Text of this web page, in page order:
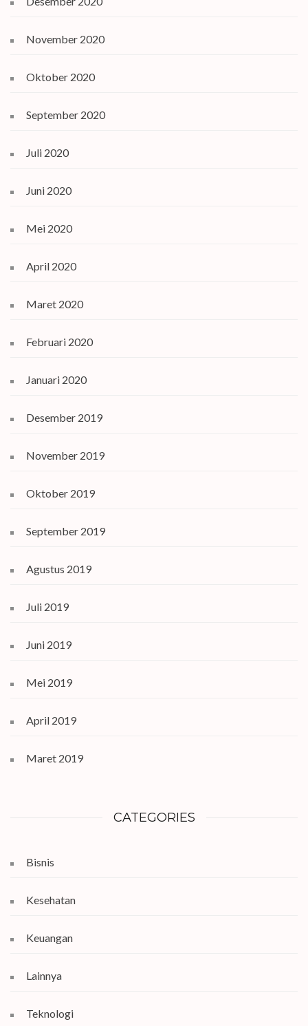
November 2020
Oktober 2020
September 2020
Juli 2020
Juni 2020
Mei 2020
April 2020
Maret 2020
Februari 2020
Januari 2020
Desember 2019
November 2019
Oktober 2019
September 2019
Agustus 2019
Juli 2019
Juni 2019
Mei 2019
April 2019
Maret 2019
CATEGORIES
Bisnis
Kesehatan
Keuangan
Lainnya
Teknologi